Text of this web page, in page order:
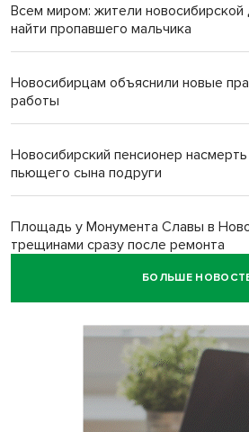
Всем миром: жители новосибирской
найти пропавшего мальчика
Новосибирцам объяснили новые
работы
Новосибирский пенсионер
пьющего сына подруги
Площадь у Монумента Славы в
трещинами сразу после ремонта
Африканский врач поразил
Покрытие рулежных дорожек
Толмачево по нацпроекту
БОЛЬШЕ